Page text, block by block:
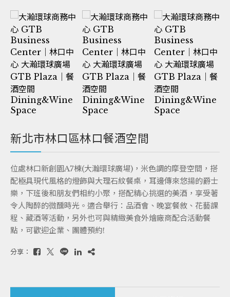
新北市林口區林口餐酒空間
位處林口新創園A7棟(大瀚環球廣場)，米色調的摩登空間，搭
配極具現代風格的燈飾與大理石紋餐桌，耳邊傳來悠揚的爵士
樂，下班後和朋友們相約小聚，搭配精心挑選的美酒，享受著
令人陶醉的微醺時光。適合舉行：品酒會、晚宴餐敘、花藝課
程、藏酒等活動，另外也可與精緻美食外燴廠商配合活動餐
點，可歡迎企業、團體預約!
分享：